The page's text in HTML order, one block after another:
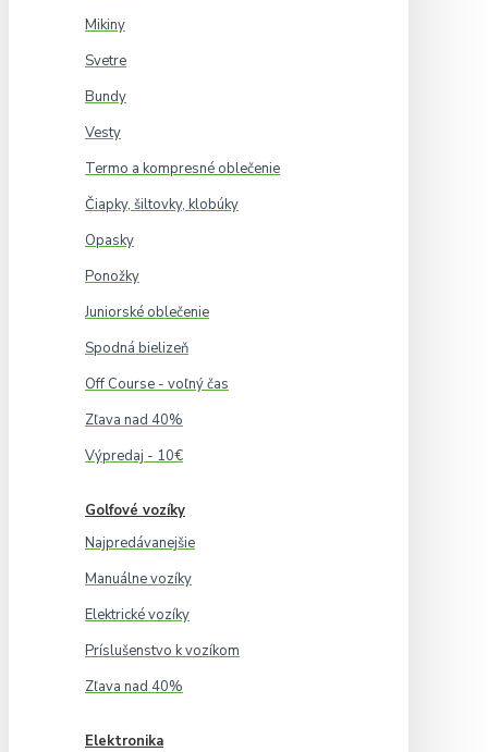
Mikiny
Svetre
Bundy
Vesty
Termo a kompresné oblečenie
Čiapky, šiltovky, klobúky
Opasky
Ponožky
Juniorské oblečenie
Spodná bielizeň
Off Course - voľný čas
Zľava nad 40%
Výpredaj - 10€
Golfové vozíky
Najpredávanejšie
Manuálne vozíky
Elektrické vozíky
Príslušenstvo k vozíkom
Zľava nad 40%
Elektronika